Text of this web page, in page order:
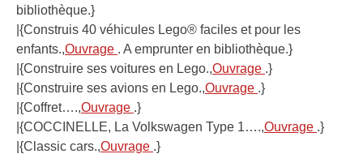
bibliothèque.}
|{Construis 40 véhicules Lego® faciles et pour les
enfants.,Ouvrage . A emprunter en bibliothèque.}
|{Construire ses voitures en Lego.,Ouvrage .}
|{Construire ses avions en Lego.,Ouvrage .}
|{Coffret….,Ouvrage .}
|{COCCINELLE, La Volkswagen Type 1….,Ouvrage .}
|{Classic cars.,Ouvrage .}